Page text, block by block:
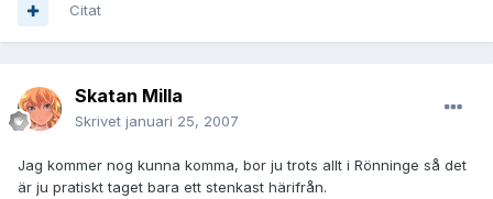
Citat
Skatan Milla
Skrivet januari 25, 2007
Jag kommer nog kunna komma, bor ju trots allt i Rönninge så det
är ju pratiskt taget bara ett stenkast härifrån.